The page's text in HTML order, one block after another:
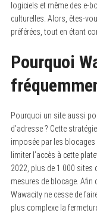
logiciels et même des e-
culturelles. Alors, êtes-
préférées, tout en étant
Pourquoi
Pourquoi un site aussi
d’adresse ? Cette
imposée par les
limiter l’accès à cette
2022, plus de 1 000 sites
mesures de blocage. Afin
Wawacity ne cesse de
plus complexe la